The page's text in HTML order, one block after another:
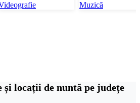
Muzică
și locații de nuntă pe județe